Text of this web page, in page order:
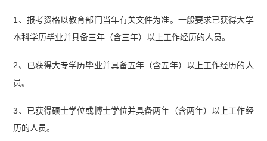
1、报考资格以教育部门当年有关文件为准。一般要求已获得大学
本科学历毕业并具备三年（含三年）以上工作经历的人员。
2、已获得大专学历毕业并具备五年（含五年）以上工作经历的人
员。
3、已获得硕士学位或博士学位并具备两年（含两年）以上工作经
历的人员。